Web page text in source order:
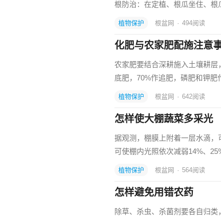
根防治：在定植、根瓜坐住、
植物保护 根盆网 · 494阅读
化肥与农家肥配施注意
农家肥要结合深耕施入土壤耕
底肥，70%作追肥，磷肥和钾
植物保护 根盆网 · 642阅读
怎样使大棚蔬菜多采光
据观测，棚膜上附着一层水滴
可使棚内光照依次减弱14%、
植物保护 根盆网 · 564阅读
怎样避免用错农药
除草、杀虫、杀菌剂要各自归